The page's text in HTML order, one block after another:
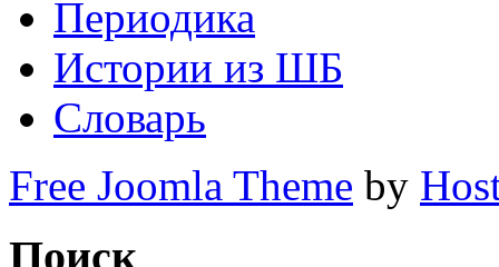
Периодика
Истории из ШБ
Словарь
Free Joomla Theme by
Поиск